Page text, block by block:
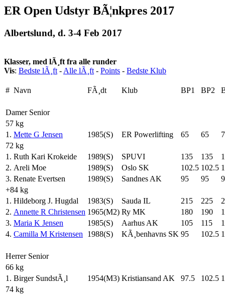
ER Open Udstyr BÃ¦nkpres 2017
Albertslund, d. 3-4 Feb 2017
Klasser, med lÃ¸ft fra alle runder
Vis: Bedste lÃ¸ft - Alle lÃ¸ft - Points - Bedste Klub
# Navn FÃ¸dt Klub BP1 BP2
Damer Senior
57 kg
1. Mette G Jensen 1985(S) ER Powerlifting 65 65
72 kg
1. Ruth Kari Krokeide 1989(S) SPUVI 135 135
2. Areli Moe 1989(S) Oslo SK 102.5 102.5
3. Renate Evertsen 1989(S) Sandnes AK 95 95
+84 kg
1. Hildeborg J. Hugdal 1983(S) Sauda IL 215 225
2. Annette R Christensen 1965(M2) Ry MK 180 190
3. Maria K Jensen 1985(S) Aarhus AK 105 115
4. Camilla M Kristensen 1988(S) KÃ¸benhavns SK 95 102.5
Herrer Senior
66 kg
1. Birger SundstÃ¸l 1954(M3) Kristiansand AK 97.5 102.5
74 kg